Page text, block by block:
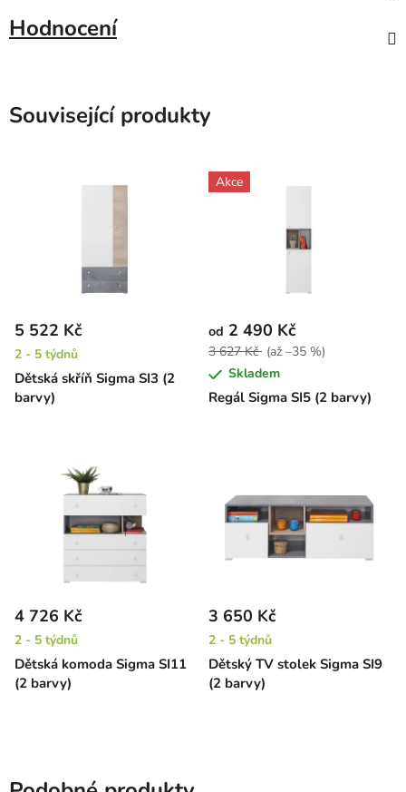
Hodnocení
Související produkty
Dětská skříň Sigma SI3 (2
barvy)
5 522 Kč
2 - 5 týdnů
Akce
Regál Sigma SI5 (2 barvy)
od 2 490 Kč
3 627 Kč (až –35 %)
Skladem
Dětská komoda Sigma SI11
(2 barvy)
4 726 Kč
2 - 5 týdnů
Dětský TV stolek Sigma SI9
(2 barvy)
3 650 Kč
2 - 5 týdnů